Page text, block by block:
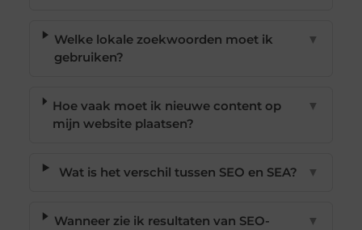
Welke lokale zoekwoorden moet ik
gebruiken?
▼
Hoe vaak moet ik nieuwe content op
mijn website plaatsen?
▼
Wat is het verschil tussen SEO en SEA? ▼
Wanneer zie ik resultaten van SEO-
▼